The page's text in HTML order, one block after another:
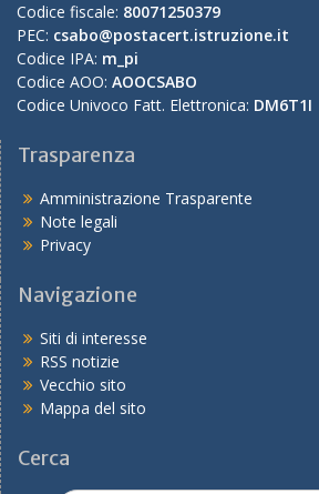
Codice fiscale: 80071250379
PEC: csabo@postacert.istruzione.it
Codice IPA: m_pi
Codice AOO: AOOCSABO
Codice Univoco Fatt. Elettronica: DM6T1I
Trasparenza
Amministrazione Trasparente
Note legali
Privacy
Navigazione
Siti di interesse
RSS notizie
Vecchio sito
Mappa del sito
Cerca